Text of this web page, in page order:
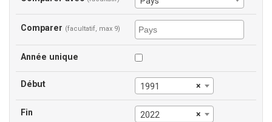
Comparer (facultatif, max 9)
Année unique
Début ×
1991
Fin ×
2022